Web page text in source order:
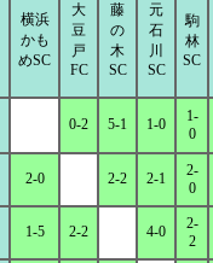
横浜
かも
めSC
大
豆
戸
FC
藤
の
木
SC
元
石
川
SC
駒
林
SC
0-2 5-1 1-0
1-
0
2-0 2-2 2-1
2-
0
1-5 2-2 4-0
2-
2